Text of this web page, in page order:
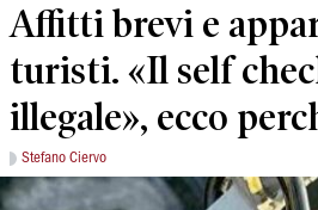
Affitti brevi e
turisti. «Il self
illegale», ecco
Stefano Ciervo